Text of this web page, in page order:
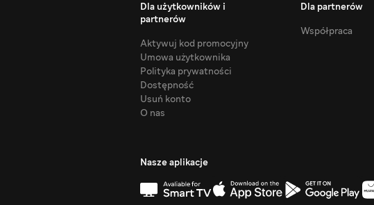
Dla użytkowników i
partnerów
Aktywuj kod promocyjny
Umowa użytkownika
Polityka prywatności
Dostępność
Usuń konto
O nas
Dla partnerów
Współpraca
Nasze aplikacje